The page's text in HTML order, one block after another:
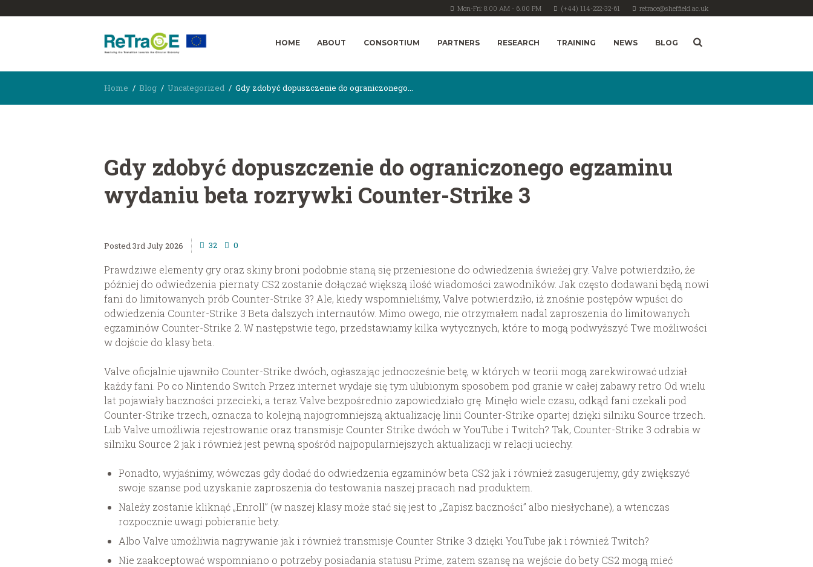
Mon-Fri: 8.00 AM - 6.00 PM (+44) 114-222-32-61 retrace@sheffield.ac.uk
HOME ABOUT CONSORTIUM PARTNERS RESEARCH TRAINING NEWS BLOG
Home Blog Uncategorized Gdy zdobyć dopuszczenie do ograniczonego...
Gdy zdobyć dopuszczenie do ograniczonego egzaminu
wydaniu beta rozrywki Counter-Strike 3
3rd July 2026 32 0
Prawdziwe elementy gry oraz skiny broni podobnie staną się przeniesione do odwiedzenia świeżej gry. Valve potwierdziło, że
później do odwiedzenia piernaty CS2 zostanie dołączać większą ilość wiadomości zawodników. Jak często dodawani będą nowi
fani do limitowanych prób Counter-Strike 3? Ale, kiedy wspomnieliśmy, Valve potwierdziło, iż znośnie postępów wpuści do
odwiedzenia Counter-Strike 3 Beta dalszych internautów. Mimo owego, nie otrzymałem nadal zaproszenia do limitowanych
egzaminów Counter-Strike 2. W następstwie tego, przedstawiamy kilka wytycznych, które to mogą podwyższyć Twe możliwości
w dojście do klasy beta.
Valve oficjalnie ujawniło Counter-Strike dwóch, ogłaszając jednocześnie betę, w których w teorii mogą zarekwirować udział
każdy fani. Po co Nintendo Switch Przez internet wydaje się tym ulubionym sposobem pod granie w całej zabawy retro Od wielu
lat pojawiały baczności przecieki, a teraz Valve bezpośrednio zapowiedziało grę. Minęło wiele czasu, odkąd fani czekali pod
Counter-Strike trzech, oznacza to kolejną najogromniejszą aktualizację linii Counter-Strike opartej dzięki silniku Source trzech.
Lub Valve umożliwia rejestrowanie oraz transmisje Counter Strike dwóch w YouTube i Twitch? Tak, Counter-Strike 3 odrabia w
silniku Source 2 jak i również jest pewną spośród najpopularniejszych aktualizacji w relacji uciechy.
Ponadto, wyjaśnimy, wówczas gdy dodać do odwiedzenia egzaminów beta CS2 jak i również zasugerujemy, gdy zwiększyć
swoje szanse pod uzyskanie zaproszenia do testowania naszej pracach nad produktem.
Należy zostanie kliknąć „Enroll” (w naszej klasy może stać się jest to „Zapisz baczności” albo niesłychane), a wtenczas
rozpocznie uwagi pobieranie bety.
Albo Valve umożliwia nagrywanie jak i również transmisje Counter Strike 3 dzięki YouTube jak i również Twitch?
Nie zaakceptować wspomniano o potrzeby posiadania statusu Prime, zatem szansę na wejście do bety CS2 mogą mieć